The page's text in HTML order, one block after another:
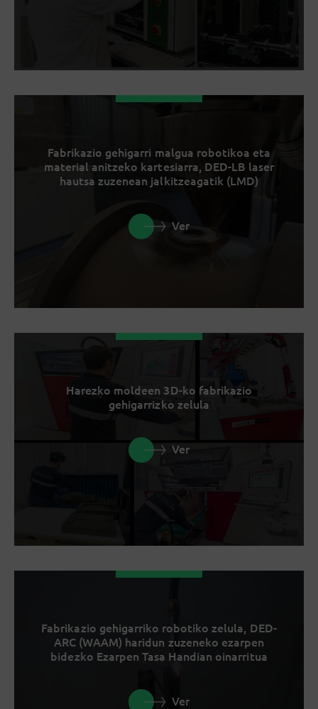
Fabrikazio gehigarri malgua robotikoa eta
material anitzeko kartesiarra, DED-LB laser
hautsa zuzenean jalkitzeagatik (LMD)
Ver
Harezko moldeen 3D-ko fabrikazio
gehigarrizko zelula
Ver
Fabrikazio gehigarriko robotiko zelula, DED-
ARC (WAAM) haridun zuzeneko ezarpen
bidezko Ezarpen Tasa Handian oinarritua
Ver